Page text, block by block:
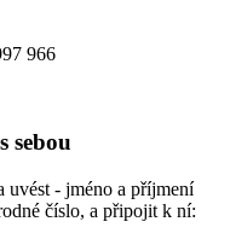
966
sebou
uvést - jméno a příjmení
číslo, a připojit k ní: